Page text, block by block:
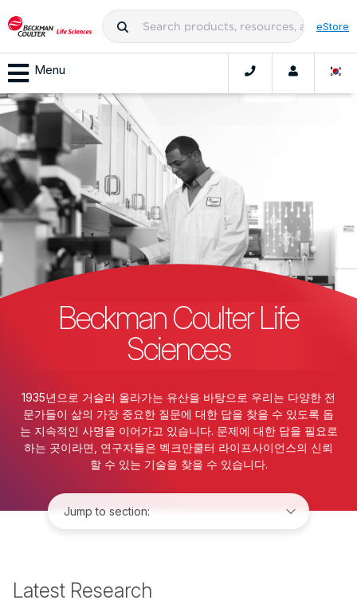
eStore
Menu
Beckman Coulter Life
Sciences
1935년으로 거슬러 올라가는 유산을 바탕으로 우리는 다양한 전
문가들이 삶의 가장 중요한 질문에 대한 답을 찾을 수 있도록 돕
는 지속적인 사명을 이어가고 있습니다. 문제에 대한 답을 필요로
하는 곳이라면, 연구자들은 벡크만쿨터 라이프사이언스의 신뢰
할 수 있는 기술을 찾을 수 있습니다.
Latest Research